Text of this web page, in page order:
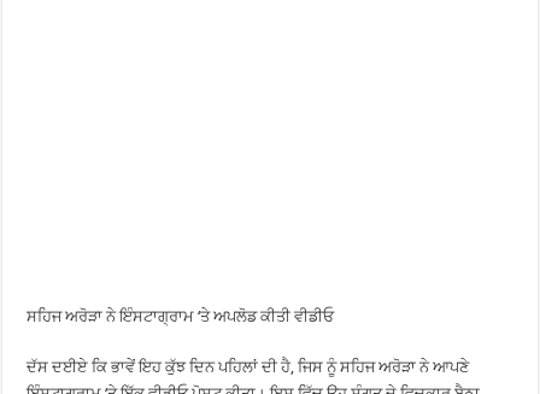
ਸਹਿਜ ਅਰੋੜਾ ਨੇ ਇੰਸਟਾਗ੍ਰਾਮ ‘ਤੇ ਅਪਲੋਡ ਕੀਤੀ ਵੀਡੀਓ
ਦੱਸ ਦਈਏ ਕਿ ਭਾਵੇਂ ਇਹ ਕੁੱਝ ਦਿਨ ਪਹਿਲਾਂ ਦੀ ਹੈ, ਜਿਸ ਨੂੰ ਸਹਿਜ ਅਰੋੜਾ ਨੇ ਆਪਣੇ